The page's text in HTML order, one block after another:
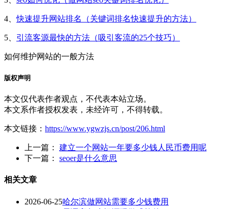
4、快速提升网站排名（关键词排名快速提升的方法）
5、 引流客源最快的方法（吸引客流的25个技巧）
如何维护网站的一般方法
版权声明
本文仅代表作者观点，不代表本站立场。
本文系作者授权发表，未经许可，不得转载。
本文链接： https://www.ygwzjs.cn/post/206.html
上一篇： 建立一个网站一年要多少钱人民币费用呢
下一篇： seoer是什么意思
相关文章
2026-06-25哈尔滨做网站需要多少钱费用